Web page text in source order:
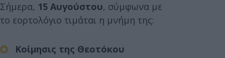
Σήμερα, 15 Αυγούστου, σύμφωνα με
το εορτολόγιο τιμάται η μνήμη της:
Κοίμησις της Θεοτόκου